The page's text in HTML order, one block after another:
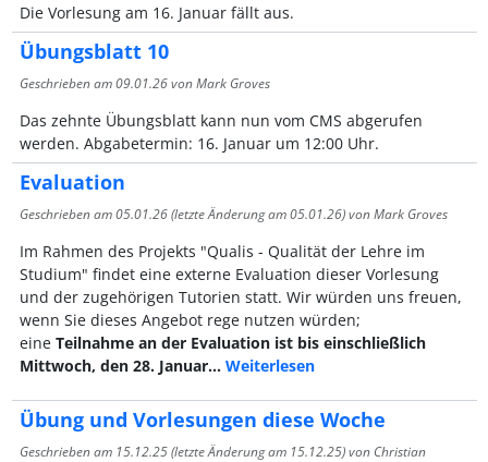
Die Vorlesung am 16. Januar fällt aus.
Übungsblatt 10
Geschrieben am09.01.26von Mark Groves
Das zehnte Übungsblatt kann nun vom CMS abgerufen
werden. Abgabetermin: 16. Januar um 12:00 Uhr.
Evaluation
Geschrieben am05.01.26(letzte Änderung am05.01.26) von Mark Groves
Im Rahmen des Projekts "Qualis - Qualität der Lehre im
Studium" findet eine externe Evaluation dieser Vorlesung
und der zugehörigen Tutorien statt. Wir würden uns freuen,
wenn Sie dieses Angebot rege nutzen würden;
eine Teilnahme an der Evaluation ist bis einschließlich
Mittwoch, den 28. Januar… Weiterlesen
Übung und Vorlesungen diese Woche
Geschrieben am 15.12.25(letzte Änderung am 15.12.25) von Christian